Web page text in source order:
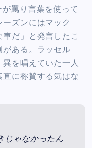
が罵り言葉を使って
ズンにはマック
だ」と発言したこ
がある。ラッセル
を唱えていた一人
直に称賛する気はな
じゃなかったん